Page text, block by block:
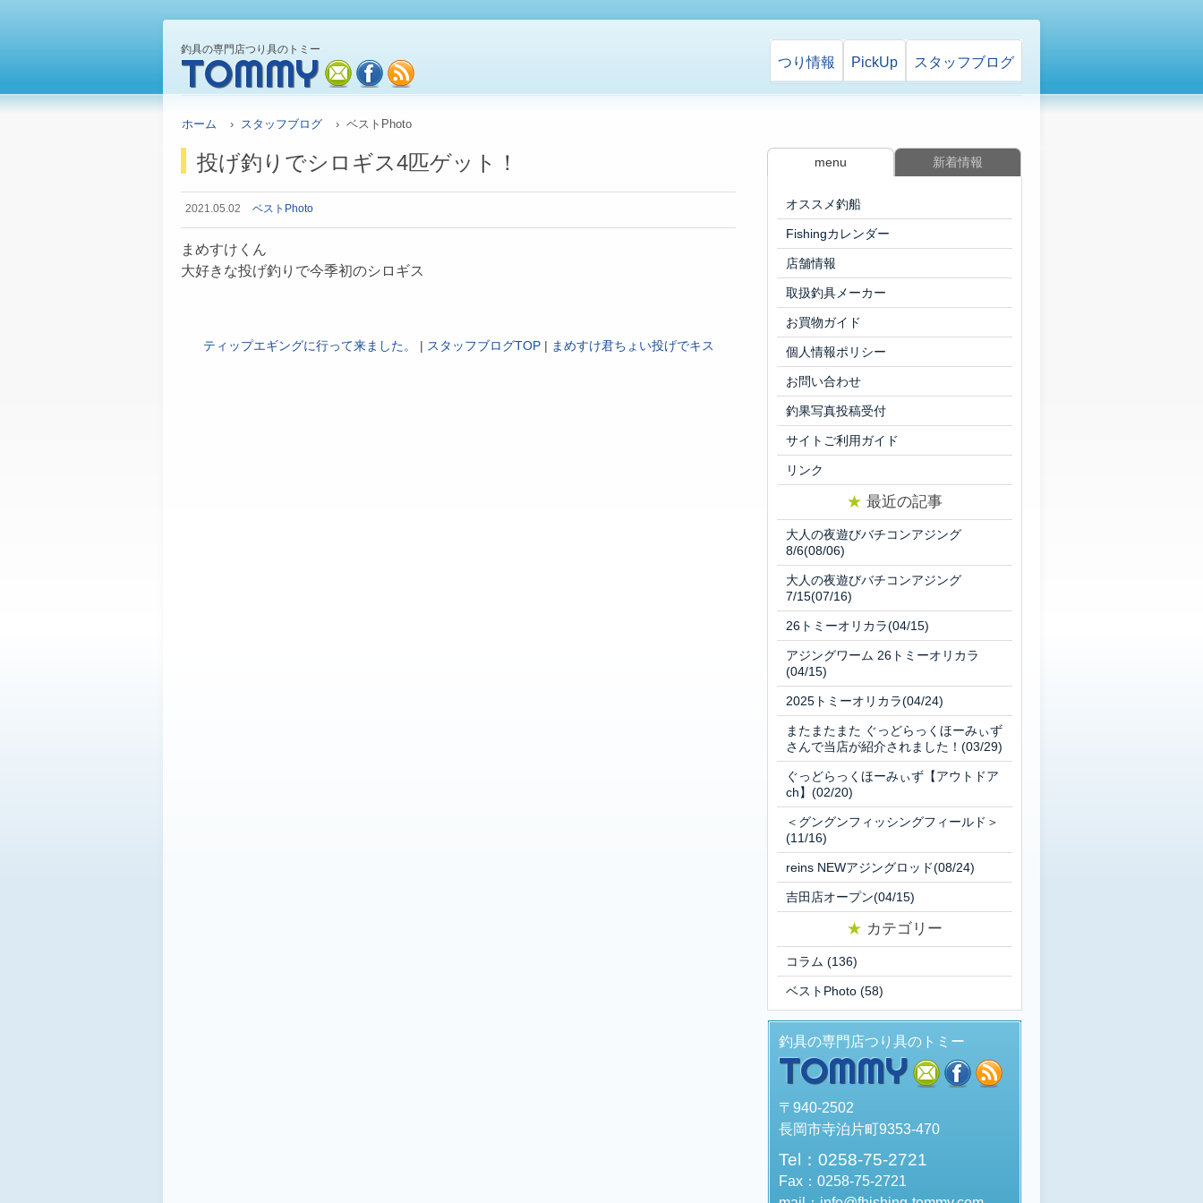
釣具の専門店つり具のトミー
TOMMY mail facebook
つり情報 PickUp スタッフブログ
ホーム › スタッフブログ › ベストPhoto
投げ釣りでシロギス4匹ゲット！
2021.05.02 ベストPhoto
まめすけくん
大好きな投げ釣りで今季初のシロギス
ティップエギングに行って来ました。 | スタッフブログTOP| まめすけ君ちょい投げでキス
menu 新着情報
オススメ釣船
Fishingカレンダー
店舗情報
取扱釣具メーカー
お買物ガイド
個人情報ポリシー
お問い合わせ
釣果写真投稿受付
サイトご利用ガイド
リンク
★ 最近の記事
大人の夜遊びバチコンアジング
8/6(08/06)
大人の夜遊びバチコンアジング
7/15(07/16)
26トミーオリカラ(04/15)
アジングワーム 26トミーオリカラ
(04/15)
2025トミーオリカラ(04/24)
またまたまた ぐっどらっくほーみぃず
さんで当店が紹介されました！(03/29)
ぐっどらっくほーみぃず【アウトドア
ch】(02/20)
＜グングンフィッシングフィールド＞
(11/16)
reins NEWアジングロッド(08/24)
吉田店オープン(04/15)
★ カテゴリー
コラム (136)
ベストPhoto (58)
釣具の専門店つり具のトミー
TOMMY mail facebook
〒940-2502
長岡市寺泊片町9353-470
Tel：0258-75-2721
Fax：0258-75-2721